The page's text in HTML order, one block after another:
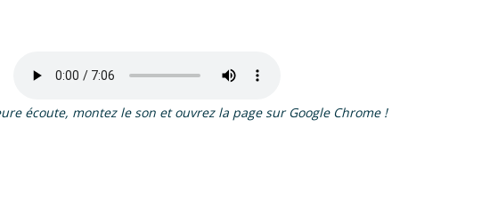
écoute, montez le son et ouvrez la page sur Google Chrome !